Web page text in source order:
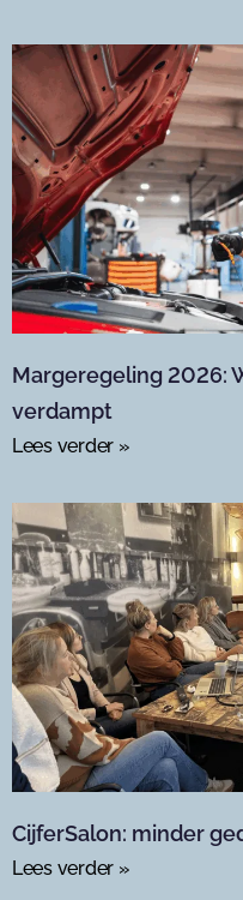
Margeregeling 2026:
verdampt
Lees verder »
CijferSalon: minder
Lees verder »